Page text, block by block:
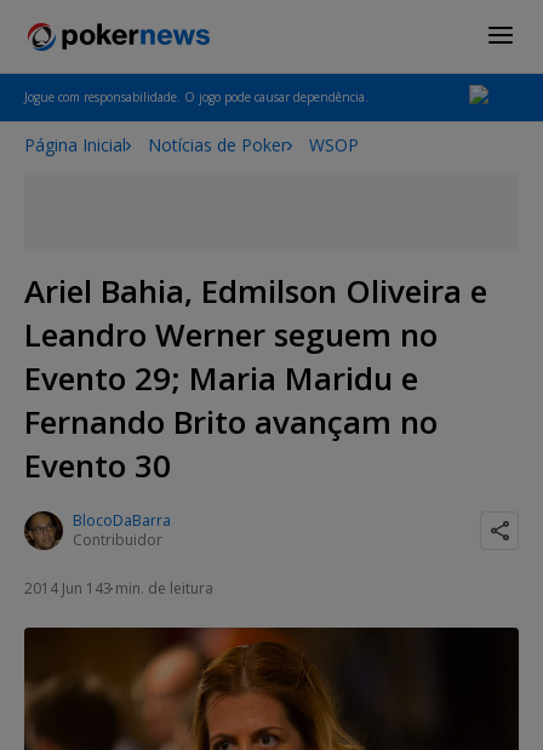
Jogue com responsabilidade. O jogo pode causar dependência.
Página Inicial Notícias de Poker WSOP
Ariel Bahia, Edmilson Oliveira e
Leandro Werner seguem no
Evento 29; Maria Maridu e
Fernando Brito avançam no
Evento 30
BlocoDaBarra
Contribuidor
2014 Jun 143 min. de leitura